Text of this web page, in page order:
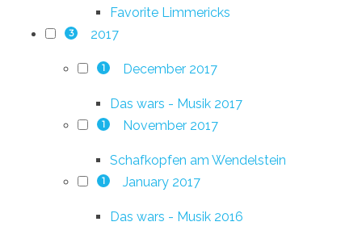
Favorite Limmericks
3 2017
1 December 2017
Das wars - Musik 2017
1 November 2017
Schafkopfen am Wendelstein
1 January 2017
Das wars - Musik 2016